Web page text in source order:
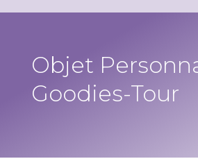
Objet
Goodies-Tour